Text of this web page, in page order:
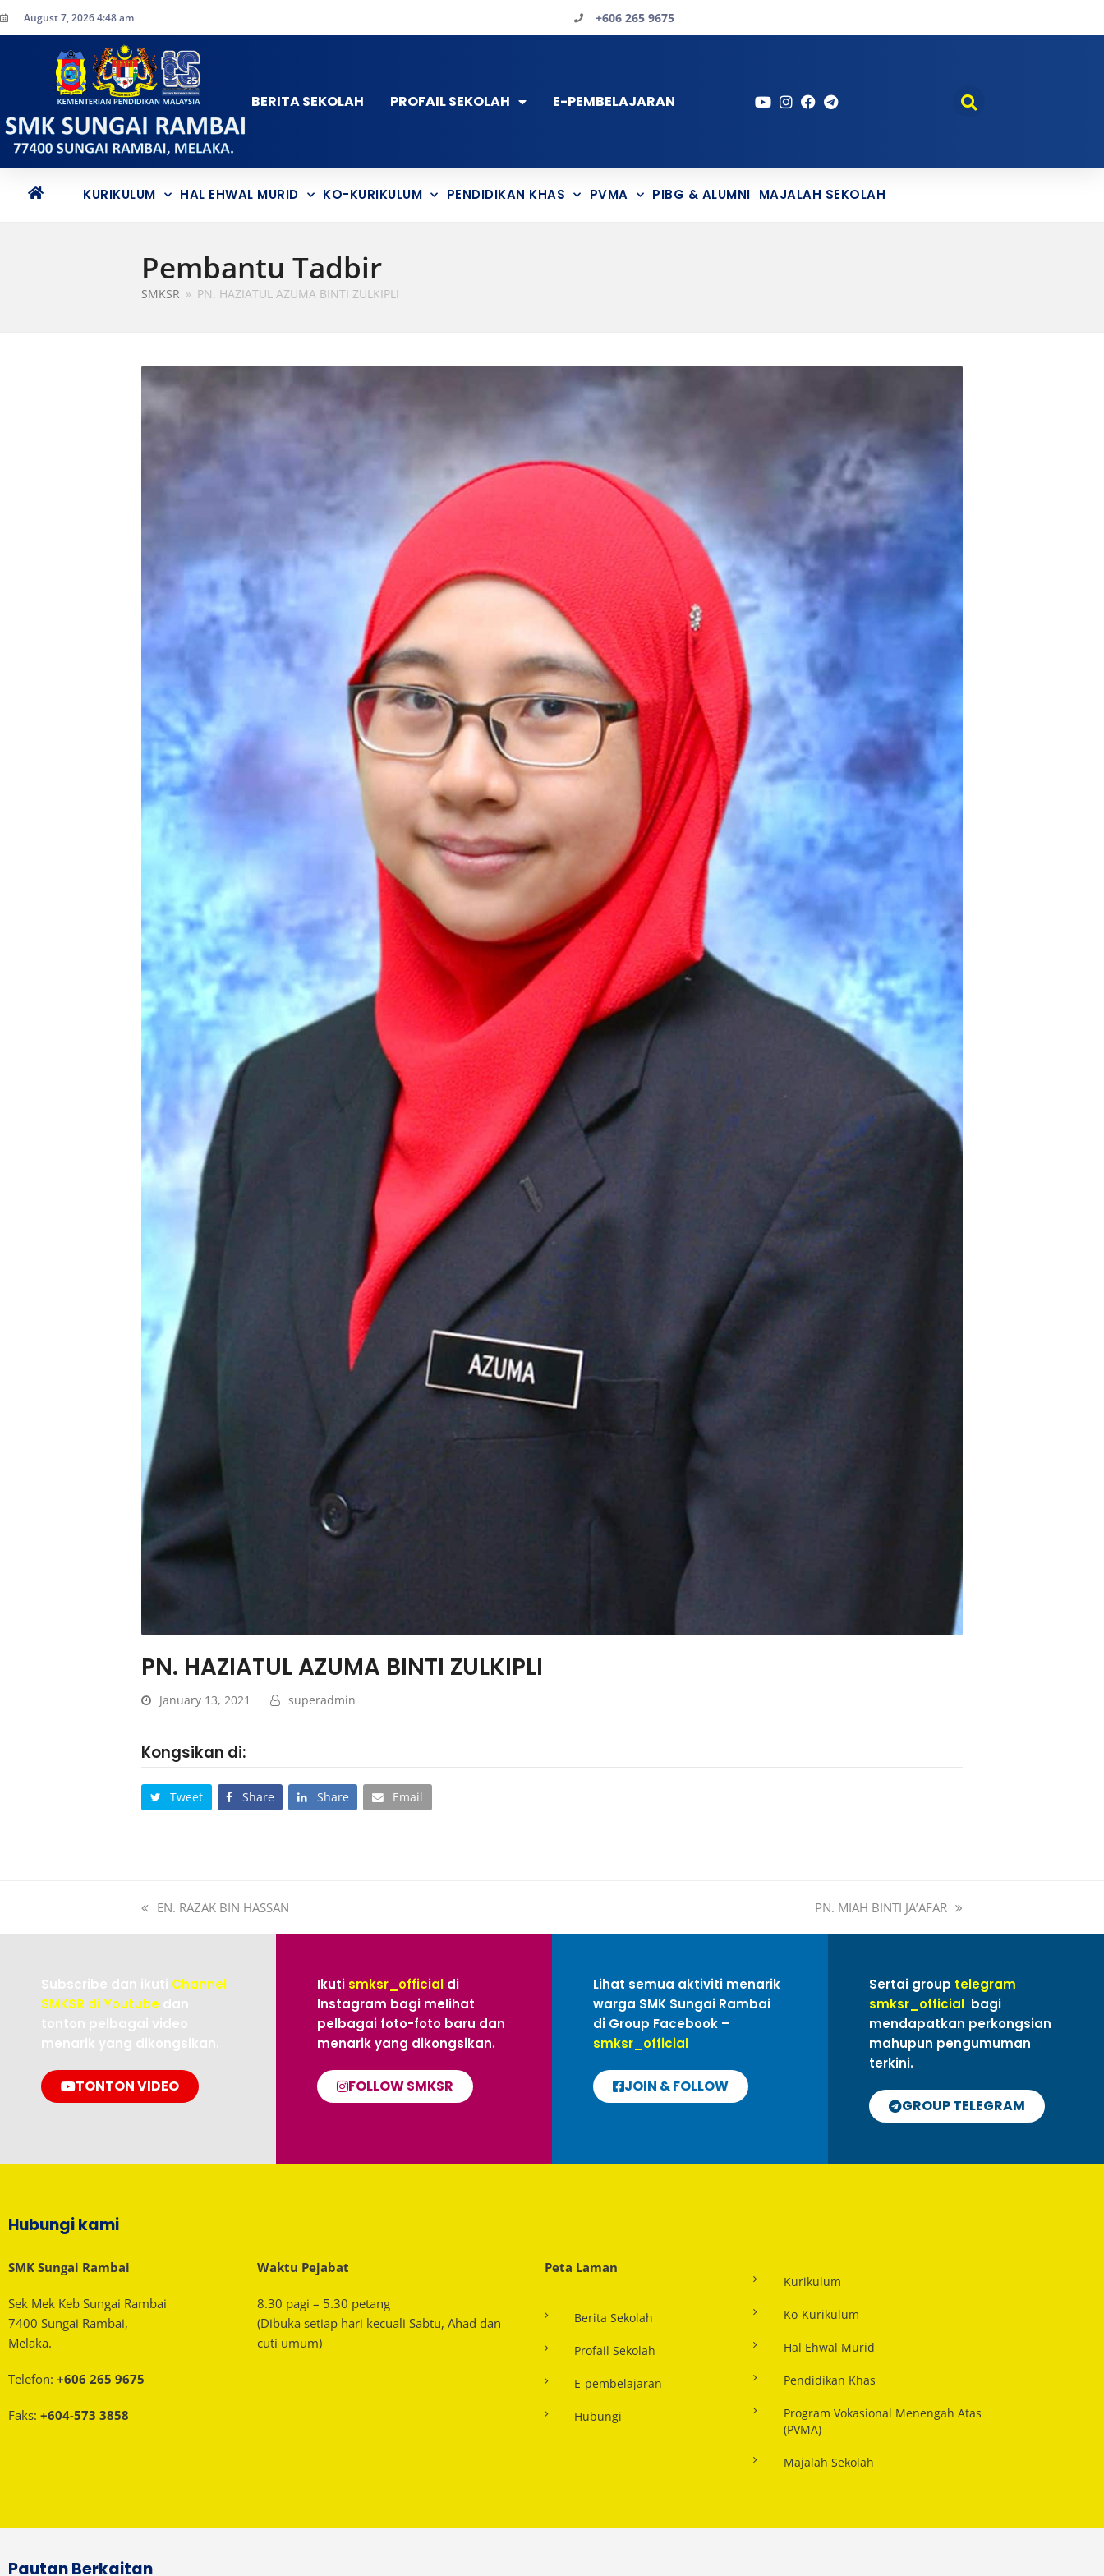
August 7, 2026 4:48 am +606 265 9675
BERITA SEKOLAH PROFAIL SEKOLAH E-PEMBELAJARAN
KURIKULUM HAL EHWAL MURID KO-KURIKULUM PENDIDIKAN KHAS PVMA PIBG & ALUMNI MAJALAH SEKOLAH
Pembantu Tadbir
SMKSR » PN. HAZIATUL AZUMA BINTI ZULKIPLI
PN. HAZIATUL AZUMA BINTI ZULKIPLI
January 13, 2021 superadmin
Kongsikan di:
Tweet Share Share Email
EN. RAZAK BIN HASSAN PN. MIAH BINTI JA’AFAR
Subscribe dan ikuti Channel
SMKSR di Youtube dan
tonton pelbagai video
menarik yang dikongsikan.
TONTON VIDEO
Ikuti smksr_official di
Instagram bagi melihat
pelbagai foto-foto baru dan
menarik yang dikongsikan.
FOLLOW SMKSR
Lihat semua aktiviti menarik
warga SMK Sungai Rambai
di Group Facebook –
smksr_official
JOIN & FOLLOW
Sertai group telegram
smksr_official bagi
mendapatkan perkongsian
mahupun pengumuman
terkini.
GROUP TELEGRAM
Hubungi kami
SMK Sungai Rambai
Sek Mek Keb Sungai Rambai
7400 Sungai Rambai,
Melaka.
Telefon: +606 265 9675
Faks: +604-573 3858
Waktu Pejabat
8.30 pagi – 5.30 petang
(Dibuka setiap hari kecuali Sabtu, Ahad dan
cuti umum)
Peta Laman
Berita Sekolah
Profail Sekolah
E-pembelajaran
Hubungi
Kurikulum
Ko-Kurikulum
Hal Ehwal Murid
Pendidikan Khas
Program Vokasional Menengah Atas
(PVMA)
Majalah Sekolah
Pautan Berkaitan